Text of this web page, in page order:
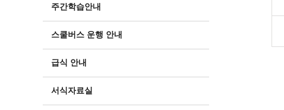
주간학습안내
스쿨버스 운행 안내
급식 안내
서식자료실